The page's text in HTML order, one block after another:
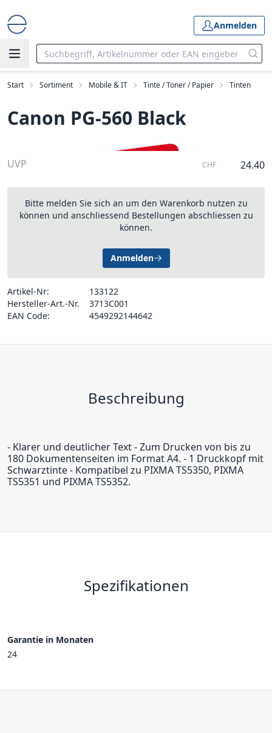
Anmelden
Start Sortiment Mobile & IT Tinte / Toner / Papier Tinten
Canon PG-560 Black
UVP CHF 24.40
Bitte melden Sie sich an um den Warenkorb nutzen zu
können und anschliessend Bestellungen abschliessen zu
können.
Anmelden
Artikel-Nr:
133122
Hersteller-Art.-Nr.
3713C001
EAN Code:
4549292144642
Beschreibung
- Klarer und deutlicher Text - Zum Drucken von bis zu
180 Dokumentenseiten im Format A4. - 1 Druckkopf mit
Schwarztinte - Kompatibel zu PIXMA TS5350, PIXMA
TS5351 und PIXMA TS5352.
Spezifikationen
Garantie in Monaten
24